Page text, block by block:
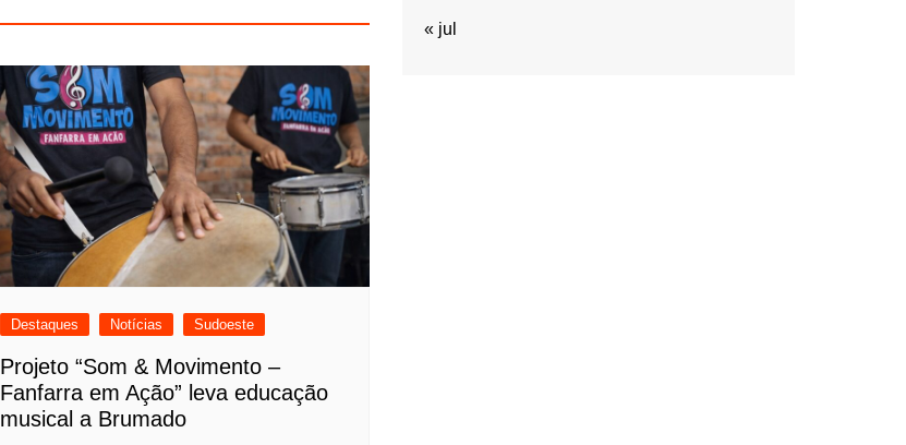
Destaques Notícias Sudoeste
Projeto “Som & Movimento –
Fanfarra em Ação” leva educação
musical a Brumado
« jul